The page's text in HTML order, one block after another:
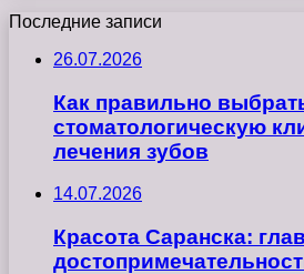
Последние записи
26.07.2026
Как правильно
стоматологическую
лечения зубов
14.07.2026
Красота Саранска: